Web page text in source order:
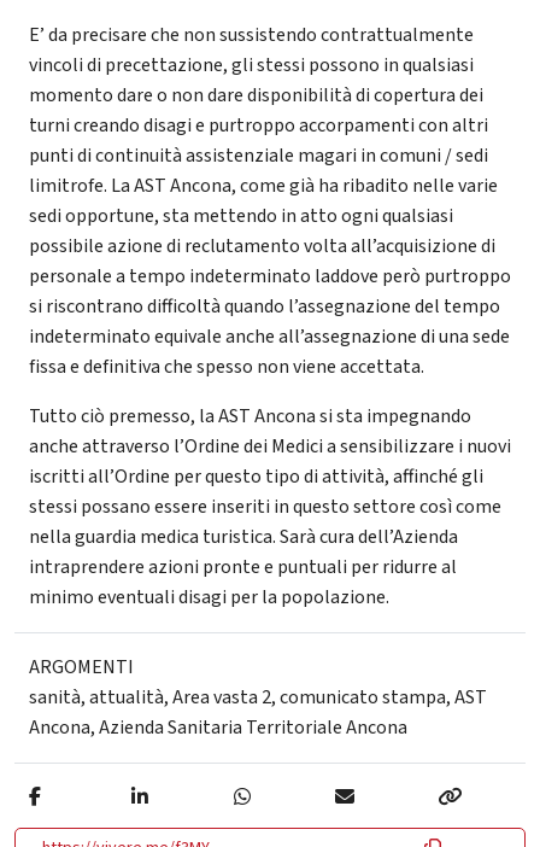
E’ da precisare che non sussistendo contrattualmente
vincoli di precettazione, gli stessi possono in qualsiasi
momento dare o non dare disponibilità di copertura dei
turni creando disagi e purtroppo accorpamenti con altri
punti di continuità assistenziale magari in comuni / sedi
limitrofe. La AST Ancona, come già ha ribadito nelle varie
sedi opportune, sta mettendo in atto ogni qualsiasi
possibile azione di reclutamento volta all’acquisizione di
personale a tempo indeterminato laddove però purtroppo
si riscontrano difficoltà quando l’assegnazione del tempo
indeterminato equivale anche all’assegnazione di una sede
fissa e definitiva che spesso non viene accettata.
Tutto ciò premesso, la AST Ancona si sta impegnando
anche attraverso l’Ordine dei Medici a sensibilizzare i nuovi
iscritti all’Ordine per questo tipo di attività, affinché gli
stessi possano essere inseriti in questo settore così come
nella guardia medica turistica. Sarà cura dell’Azienda
intraprendere azioni pronte e puntuali per ridurre al
minimo eventuali disagi per la popolazione.
ARGOMENTI
sanità,attualità,Area vasta 2,comunicato stampa,AST
Ancona,Azienda Sanitaria Territoriale Ancona